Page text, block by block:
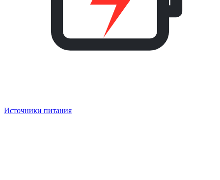
Источники питания